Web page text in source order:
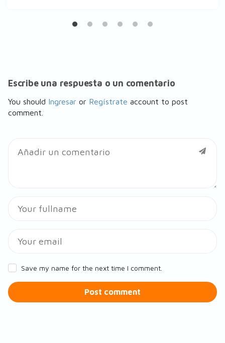
Escribe una respuesta o un comentario
You should Ingresar or Regístrate account to post
comment.
Save my name for the next time I comment.
Post comment